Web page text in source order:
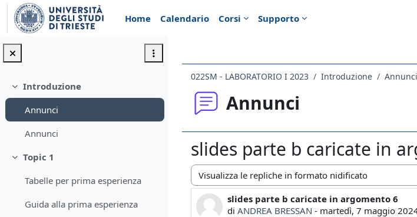
Vai al contenuto principale
Home
Calendario Corsi Supporto
Minimizza
Introduzione
Annunci
Annunci
Minimizza
Topic 1
Tabelle per prima esperienza
Guida alla prima esperienza
022SM - LABORATORIO I 2023 Introduzione Annunci
Annunci
slides parte b caricate in
Modalità visualizzazione
slides parte b caricate in argomento 6
di ANDREA BRESSAN - martedì, 7 maggio
Numero di risposte: 0